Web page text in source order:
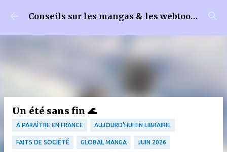
Accéder au contenu principal Conseils sur les mangas & les webtoons
Un été sans fin 🌊
A PARAÎTRE EN FRANCE AUJOURD'HUI EN LIBRAIRIE
FAITS DE SOCIÉTÉ GLOBAL MANGA JUIN 2026